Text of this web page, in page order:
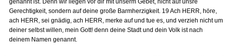
genannt ist. Denn wir liegen vor dir mit unserm Gebet, nicht auf unsre
Gerechtigkeit, sondern auf deine große Barmherzigkeit. 19 Ach HERR, höre,
ach HERR, sei gnädig, ach HERR, merke auf und tue es, und verzieh nicht um
deiner selbst willen, mein Gott! denn deine Stadt und dein Volk ist nach
deinem Namen genannt.